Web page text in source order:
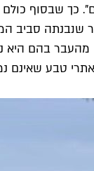
כך שבסוף כולם
קירות גבס בנבדה
טבע